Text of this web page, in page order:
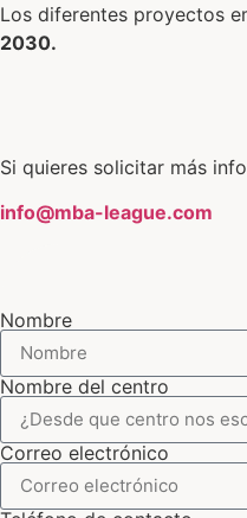
Los diferentes proyectos
2030.
Si quieres solicitar más
info@mba-league.com
Nombre
Nombre del centro
Correo electrónico